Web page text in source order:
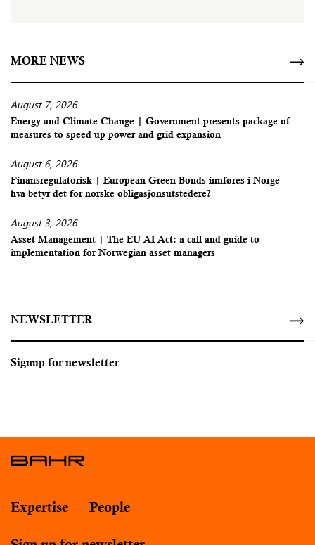
MORE NEWS
August 7, 2026
Energy and Climate Change | Government presents package of
measures to speed up power and grid expansion
August 6, 2026
Finansregulatorisk | European Green Bonds innføres i Norge –
hva betyr det for norske obligasjonsutstedere?
August 3, 2026
Asset Management | The EU AI Act: a call and guide to
implementation for Norwegian asset managers
NEWSLETTER
Signup for newsletter
Expertise People